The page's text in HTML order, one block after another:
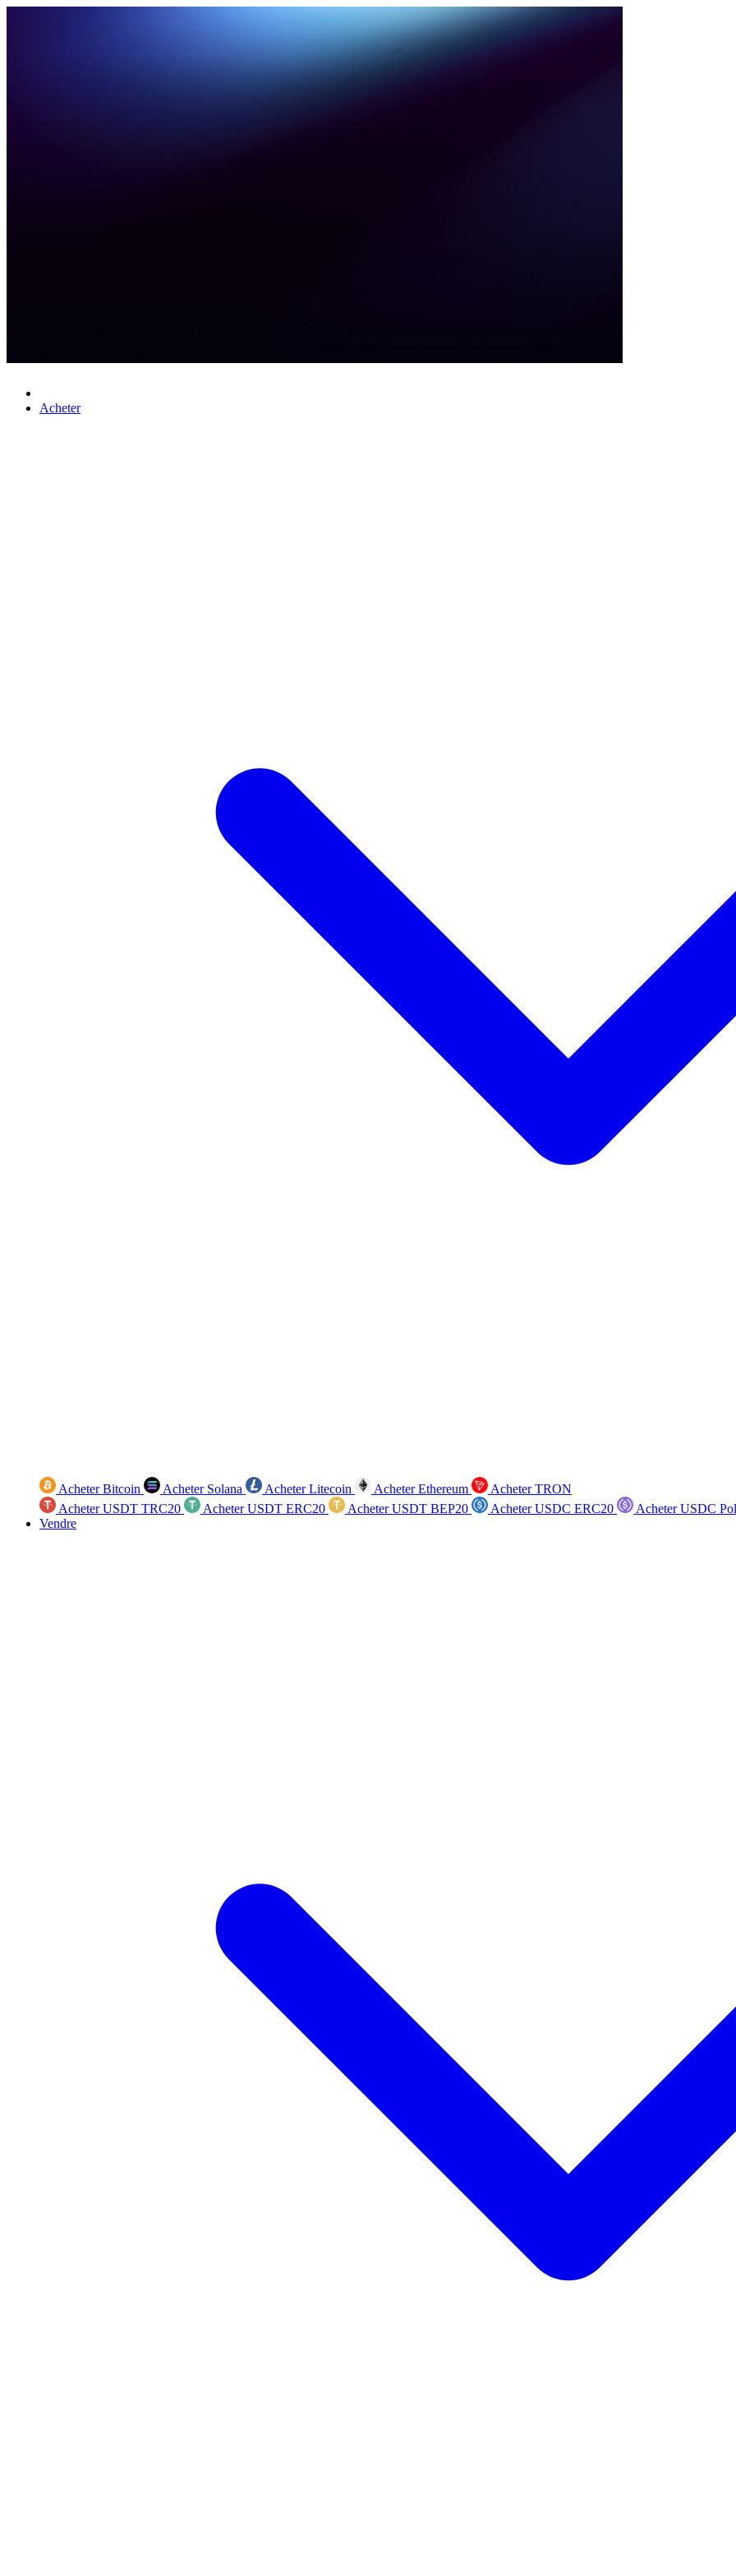
Acheter
Acheter Bitcoin Acheter Solana Acheter Litecoin Acheter Ethereum
Acheter TRON
Acheter USDT TRC20
Acheter USDT ERC20 Acheter USDT BEP20 Acheter USDC ERC20
Acheter USDC
Vendre